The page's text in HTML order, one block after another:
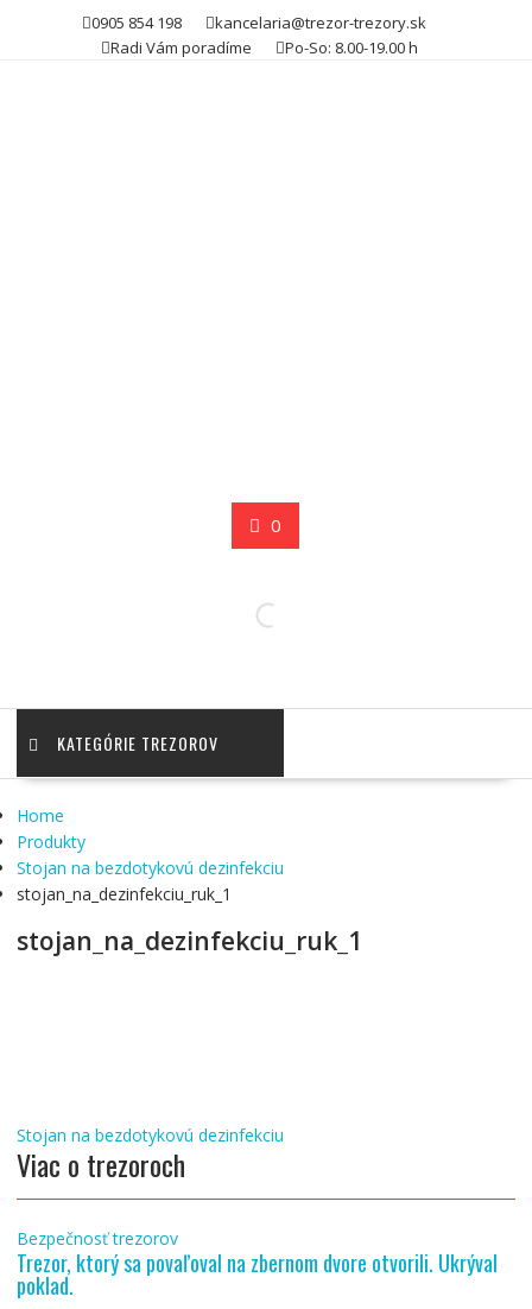
0905 854 198
kancelaria@trezor-trezory.sk
Radi Vám poradíme
Po-So: 8.00-19.00 h
0
KATEGÓRIE TREZOROV
Home
Produkty
Stojan na bezdotykovú dezinfekciu
stojan_na_dezinfekciu_ruk_1
stojan_na_dezinfekciu_ruk_1
Navigácia
v
článku
Stojan na bezdotykovú dezinfekciu
Viac o trezoroch
Bezpečnosť trezorov
Trezor, ktorý sa povaľoval na zbernom dvore otvorili. Ukrýval
poklad.